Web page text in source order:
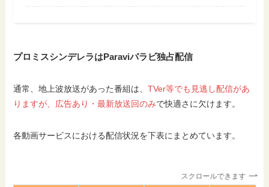
プロミスシンデレラはParaviパラビ独占配信
通常、地上波放送があった番組は、TVer等でも見逃し配信があ
りますが、広告あり・最新放送回のみで快適さに欠けます。
各動画サービスにおける配信状況を下表にまとめています。
スクロールできます